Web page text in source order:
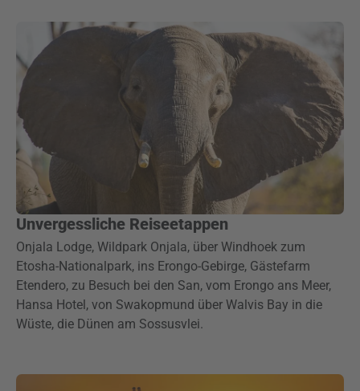
Unvergessliche Reiseetappen
Onjala Lodge, Wildpark Onjala, über Windhoek zum
Etosha-Nationalpark, ins Erongo-Gebirge, Gästefarm
Etendero, zu Besuch bei den San, vom Erongo ans Meer,
Hansa Hotel, von Swakopmund über Walvis Bay in die
Wüste, die Dünen am Sossusvlei.